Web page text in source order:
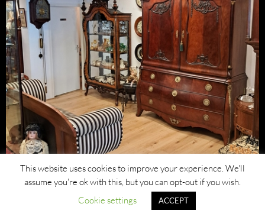
This website uses cookies to improve your experience. We'll
assume you're ok with this, but you can opt-out if you wish.
Cookie settings
ACCEPT